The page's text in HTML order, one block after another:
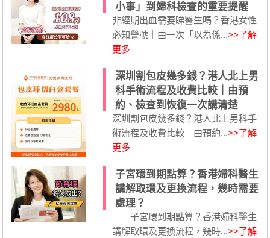
小事」到婦科檢查的重要提醒
非經期出血需要睇醫生嗎？香港女性
必知警號｜由一次「以為係...>>了解
更多
深圳割包皮幾多錢？港人北上男
科手術流程及收費比較｜由預
約、檢查到恢復一次講清楚
深圳割包皮幾多錢？港人北上男科手
術流程及收費比較｜由預約...>>了解
更多
子宮環到期點算？香港婦科醫生
講解取環及更換流程，幾時需要
處理？
子宮環到期點算？香港婦科醫生
講解取環及更換流程，幾時...>>了解